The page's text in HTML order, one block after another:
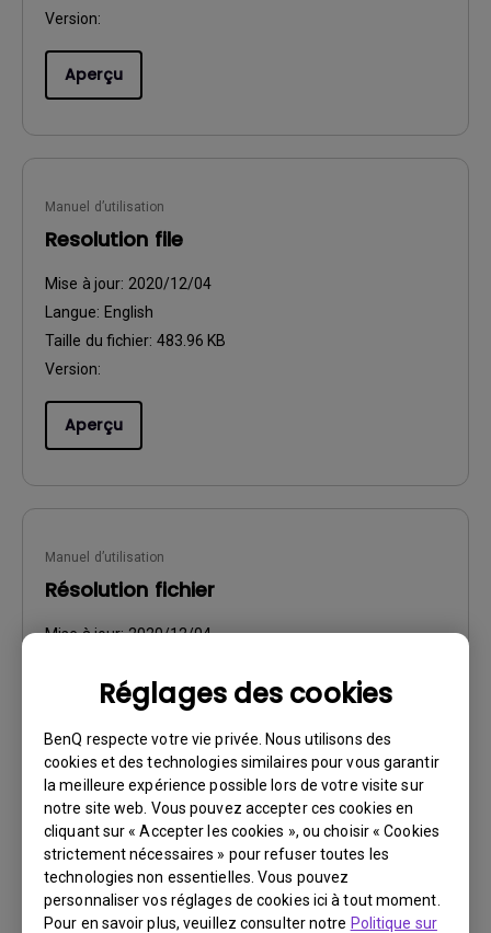
Réglages des cookies
BenQ respecte votre vie privée. Nous utilisons des
cookies et des technologies similaires pour vous garantir
la meilleure expérience possible lors de votre visite sur
notre site web. Vous pouvez accepter ces cookies en
cliquant sur « Accepter les cookies », ou choisir « Cookies
strictement nécessaires » pour refuser toutes les
technologies non essentielles. Vous pouvez
personnaliser vos réglages de cookies ici à tout moment.
Pour en savoir plus, veuillez consulter notre Politique sur
Version:
Aperçu
Manuel d’utilisation
Resolution file
Mise à jour: 2020/12/04
Langue: English
Taille du fichier: 483.96 KB
Version:
Aperçu
Manuel d’utilisation
Résolution fichier
Mise à jour:2020/12/04
Taille du fichier: 499.82 KB
Aperçu
Manuel d’utilisation